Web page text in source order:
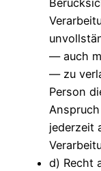
— auch
— zu
Person
jederzeit
d) Recht